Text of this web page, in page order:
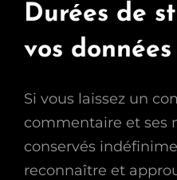
Durées de
vos données
Si vous laissez un
commentaire et ses
conservés
reconnaître et